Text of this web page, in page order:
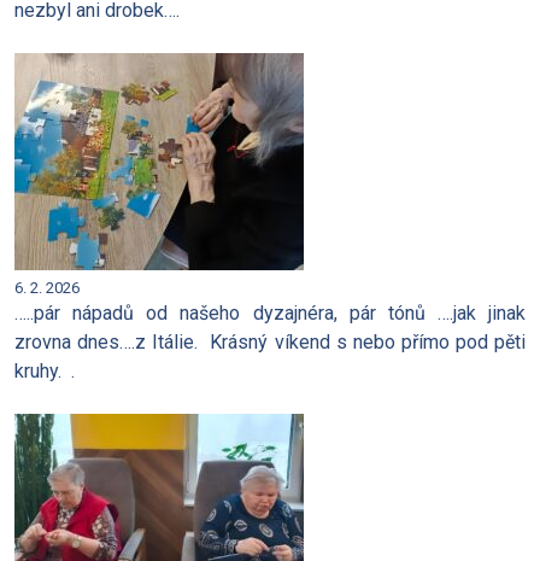
nezbyl ani drobek….
Pár obrázků z MATYÁŠE
6. 2. 2026
…..pár nápadů od našeho dyzajnéra, pár tónů ….jak jinak
zrovna dnes….z Itálie. Krásný víkend s nebo přímo pod pěti
kruhy. .